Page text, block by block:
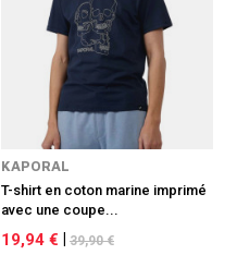
KAPORAL
T-shirt en coton marine imprimé
avec une coupe...
19,94 € 39,90 €